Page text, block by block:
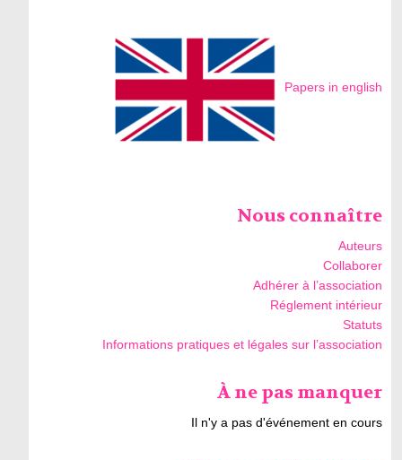
Papers in english
Nous connaître
Auteurs
Collaborer
Adhérer à l’association
Réglement intérieur
Statuts
Informations pratiques et légales sur l’association
À ne pas manquer
Il n'y a pas d'événement en cours